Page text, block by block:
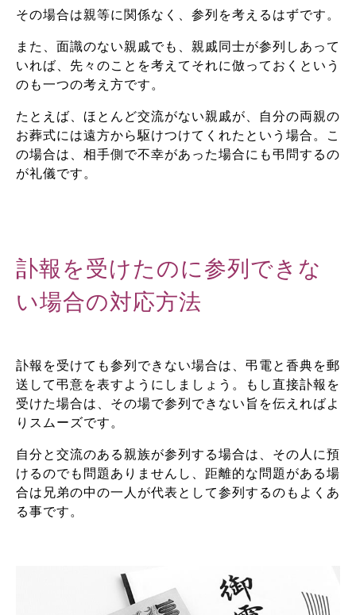
その場合は親等に関係なく、参列を考えるはずです。
また、面識のない親戚でも、親戚同士が参列しあって
いれば、先々のことを考えてそれに倣っておくという
のも一つの考え方です。
たとえば、ほとんど交流がない親戚が、自分の両親の
お葬式には遠方から駆けつけてくれたという場合。こ
の場合は、相手側で不幸があった場合にも弔問するの
が礼儀です。
訃報を受けたのに参列できな
い場合の対応方法
訃報を受けても参列できない場合は、弔電と香典を郵
送して弔意を表すようにしましょう。もし直接訃報を
受けた場合は、その場で参列できない旨を伝えればよ
りスムーズです。
自分と交流のある親族が参列する場合は、その人に預
けるのでも問題ありませんし、距離的な問題がある場
合は兄弟の中の一人が代表として参列するのもよくあ
る事です。